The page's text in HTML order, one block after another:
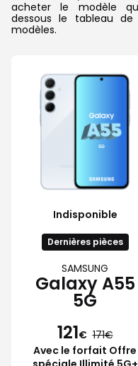
acheter le modèle
dessous le tableau
modèles.
Indisponible
Dernières pièces
SAMSUNG
Galaxy A55
5G
121€ 171
Avec le forfait Offre